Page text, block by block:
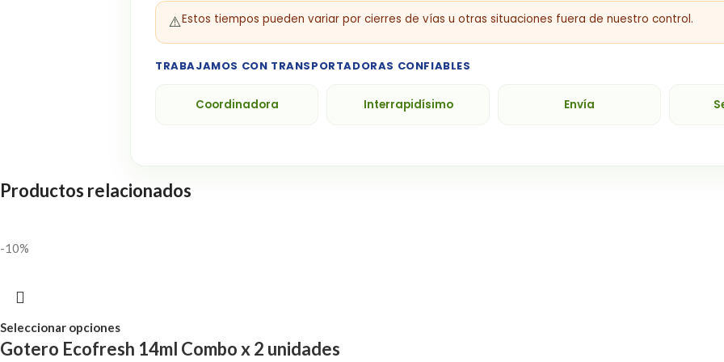
⚠️Estos tiempos pueden variar por cierres de vías u otras situaciones fuera de nuestro control.
TRABAJAMOS CON TRANSPORTADORAS CONFIABLES
Coordinadora Interrapidísimo Envía
Productos relacionados
-10%
Seleccionar opciones
Gotero Ecofresh 14ml Combo x 2 unidades